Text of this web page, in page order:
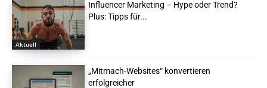
Aktuell
Influencer Marketing – Hype oder Trend?
Plus: Tipps für...
„Mitmach-Websites“ konvertieren
erfolgreicher